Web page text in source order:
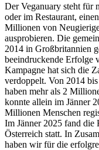
Der Veganuary steht für
oder im Restaurant,
Millionen von
ausprobieren. Die
2014 in Großbritannien
beeindruckende Erfolge
Kampagne hat sich die
verdoppelt. Von 2014
haben mehr als 2
konnte allein im Jänner
Millionen Menschen
Im Jänner 2025 fand
Österreich statt. In
haben wir für die